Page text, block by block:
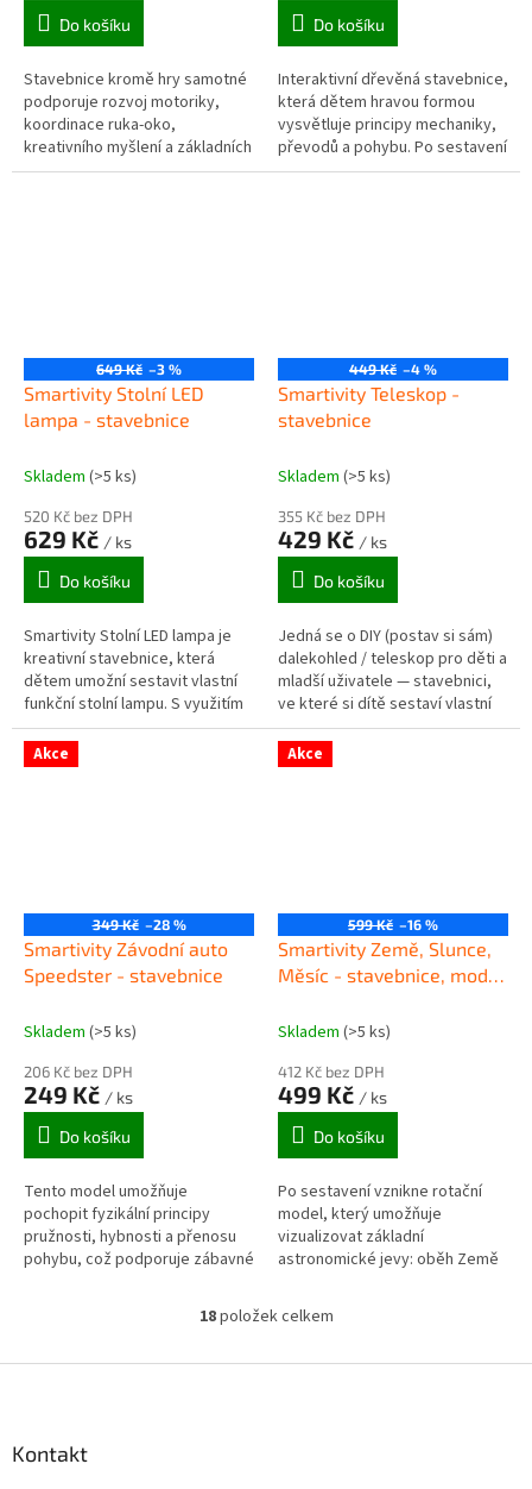
Do košíku
Stavebnice kromě hry samotné
podporuje rozvoj motoriky,
koordinace ruka‑oko,
kreativního myšlení a základních
fyzikálních principů jako jsou
Do košíku
Interaktivní dřevěná stavebnice,
která dětem hravou formou
vysvětluje principy mechaniky,
převodů a pohybu. Po sestavení
vznikne funkční raketový vůz s
649 Kč –3 %
Smartivity Stolní LED
lampa - stavebnice
Skladem (>5 ks)
520 Kč bez DPH
629 Kč / ks
Do košíku
Smartivity Stolní LED lampa je
kreativní stavebnice, která
dětem umožní sestavit vlastní
funkční stolní lampu. S využitím
mechaniky, optiky a jednoduché
elektroniky si dítě krok...
449 Kč –4 %
Smartivity Teleskop -
stavebnice
Skladem (>5 ks)
355 Kč bez DPH
429 Kč / ks
Do košíku
Jedná se o DIY (postav si sám)
dalekohled / teleskop pro děti a
mladší uživatele — stavebnici,
ve které si dítě sestaví vlastní
funkční dalekohled.
Akce
349 Kč –28 %
Smartivity Závodní auto
Speedster - stavebnice
Skladem (>5 ks)
206 Kč bez DPH
249 Kč / ks
Do košíku
Tento model umožňuje
pochopit fyzikální principy
pružnosti, hybnosti a přenosu
pohybu, což podporuje zábavné
Akce
599 Kč –16 %
Smartivity Země, Slunce,
Měsíc - stavebnice, model
Skladem (>5 ks)
412 Kč bez DPH
499 Kč / ks
Do košíku
Po sestavení vznikne rotační
model, který umožňuje
vizualizovat základní
astronomické jevy: oběh Země
kolem Země, střídání dne a
noci, fáze Měsíce a...
O
l
18položek celkem
Kontakt